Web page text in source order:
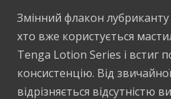
Змінний флакон
хто вже користується
Tenga Lotion Series і встиг
консистенцію. Від
відрізняється відсутністю